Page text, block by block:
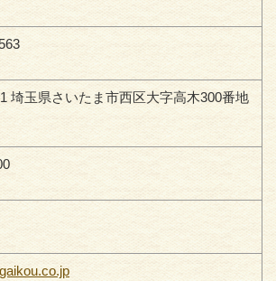
埼玉県さいたま市西区大字高木300番地